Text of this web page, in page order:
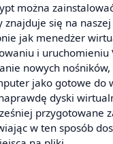
można
się na naszej
jak menedżer
i uruchomieniu
nowych
jako gotowe do
dyski
przygotowane
w ten sposób